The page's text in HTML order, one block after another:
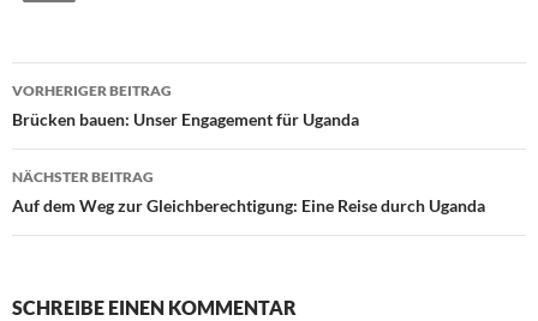
Beitragsnavigation
VORHERIGER BEITRAG
Brücken bauen: Unser Engagement für Uganda
NÄCHSTER BEITRAG
Auf dem Weg zur Gleichberechtigung: Eine Reise durch Uganda
SCHREIBE EINEN KOMMENTAR